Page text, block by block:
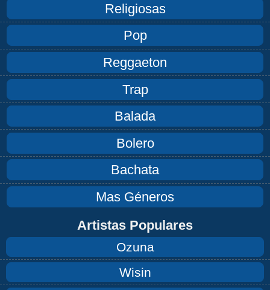
Religiosas
Pop
Reggaeton
Trap
Balada
Bolero
Bachata
Mas Géneros
Artistas Populares
Ozuna
Wisin